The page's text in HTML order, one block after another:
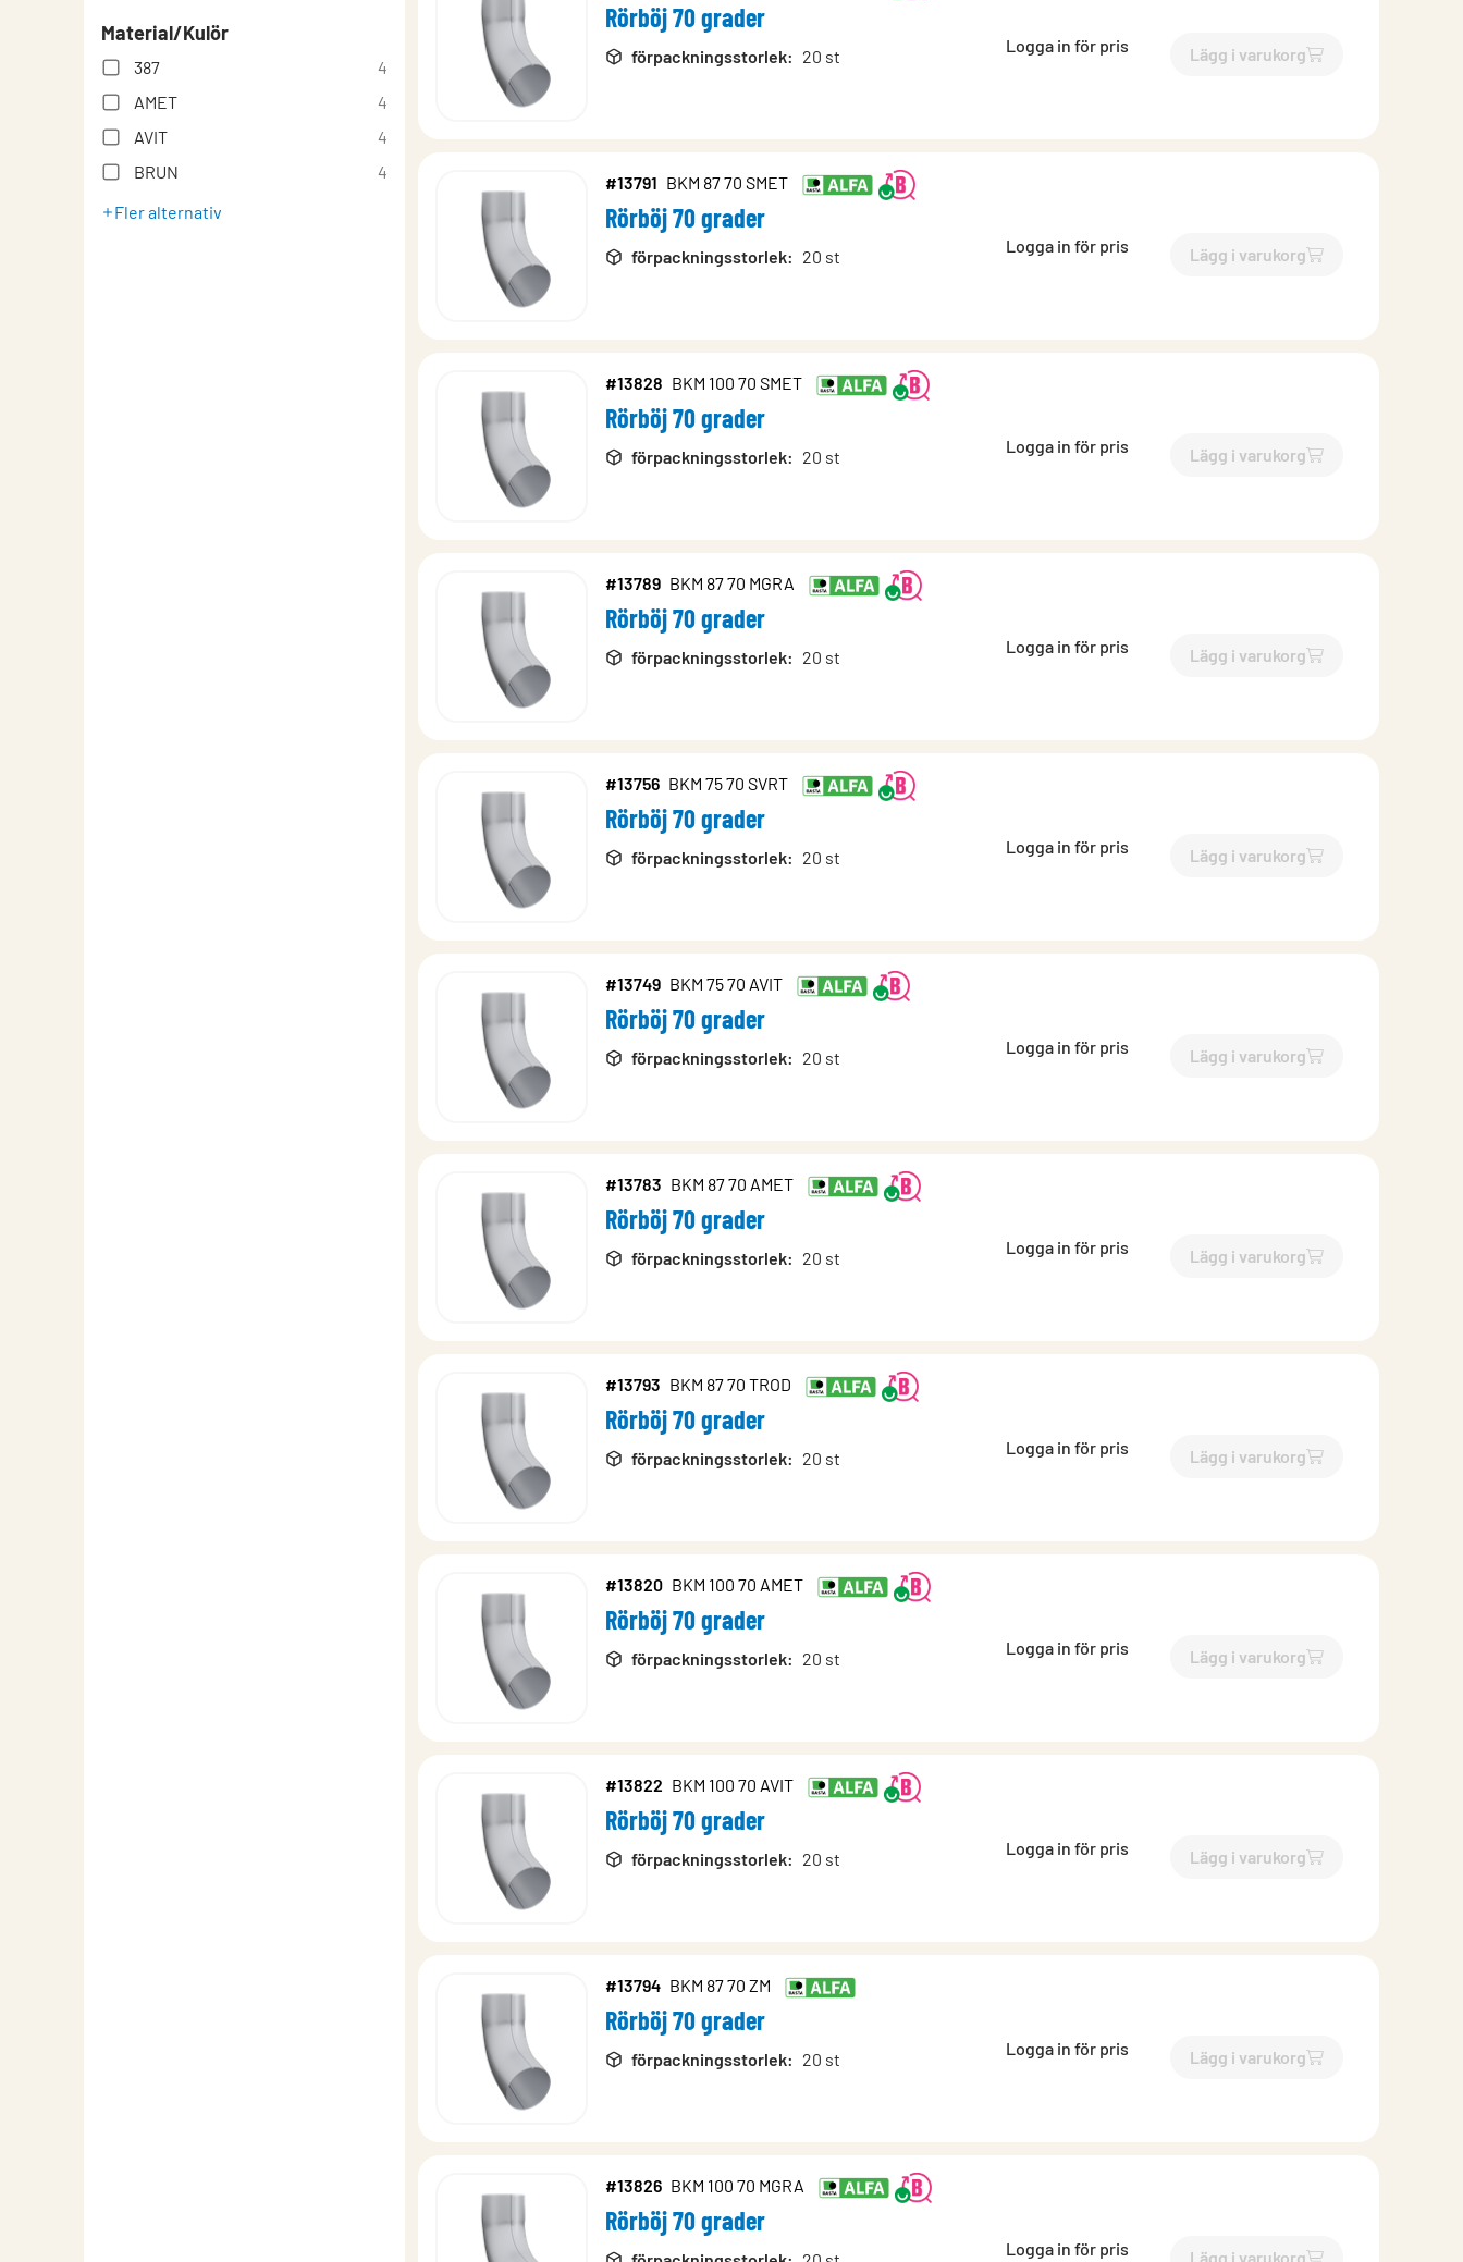
Material/Kulör
387
4
AMET
4
AVIT
4
BRUN
4
Fler alternativ
Rörböj 70 grader
förpackningsstorlek: 20 st
Logga in för pris Lägg i varukorg
`$Lägg till
#13791 BKM 87 70 SMET
Rörböj 70 grader
förpackningsstorlek: 20 st
Logga in för pris Lägg i varukorg
`$Lägg till
#13828 BKM 100 70 SMET
Rörböj 70 grader
förpackningsstorlek: 20 st
Logga in för pris Lägg i varukorg
`$Lägg till
#13789 BKM 87 70 MGRA
Rörböj 70 grader
förpackningsstorlek: 20 st
Logga in för pris Lägg i varukorg
`$Lägg till
#13756 BKM 75 70 SVRT
Rörböj 70 grader
förpackningsstorlek: 20 st
Logga in för pris Lägg i varukorg
`$Lägg till
#13749 BKM 75 70 AVIT
Rörböj 70 grader
förpackningsstorlek: 20 st
Logga in för pris Lägg i varukorg
`$Lägg till
#13783 BKM 87 70 AMET
Rörböj 70 grader
förpackningsstorlek: 20 st
Logga in för pris Lägg i varukorg
`$Lägg till
#13793 BKM 87 70 TROD
Rörböj 70 grader
förpackningsstorlek: 20 st
Logga in för pris Lägg i varukorg
`$Lägg till
#13820 BKM 100 70 AMET
Rörböj 70 grader
förpackningsstorlek: 20 st
Logga in för pris Lägg i varukorg
`$Lägg till
#13822 BKM 100 70 AVIT
Rörböj 70 grader
förpackningsstorlek: 20 st
Logga in för pris Lägg i varukorg
`$Lägg till
#13794 BKM 87 70 ZM
Rörböj 70 grader
förpackningsstorlek: 20 st
Logga in för pris Lägg i varukorg
`$Lägg till
#13826 BKM 100 70 MGRA
Rörböj 70 grader
Logga in för pris Lägg i varukorg